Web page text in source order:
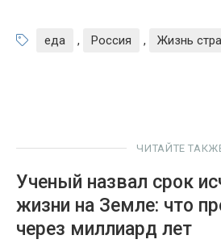
еда , Россия , Жизнь
ЧИТАЙТЕ
Ученый назвал срок
жизни на Земле: что
через миллиард лет